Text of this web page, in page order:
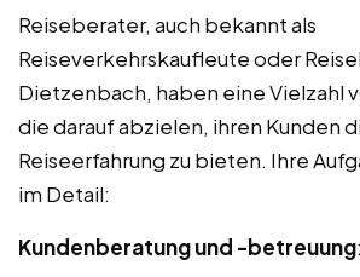
Reiseberater, auch bekannt als
Reiseverkehrskaufleute oder
Dietzenbach, haben eine Vielzahl
die darauf abzielen, ihren Kunden
Reiseerfahrung zu bieten. Ihre
im Detail:
Kundenberatung und -betreuung: